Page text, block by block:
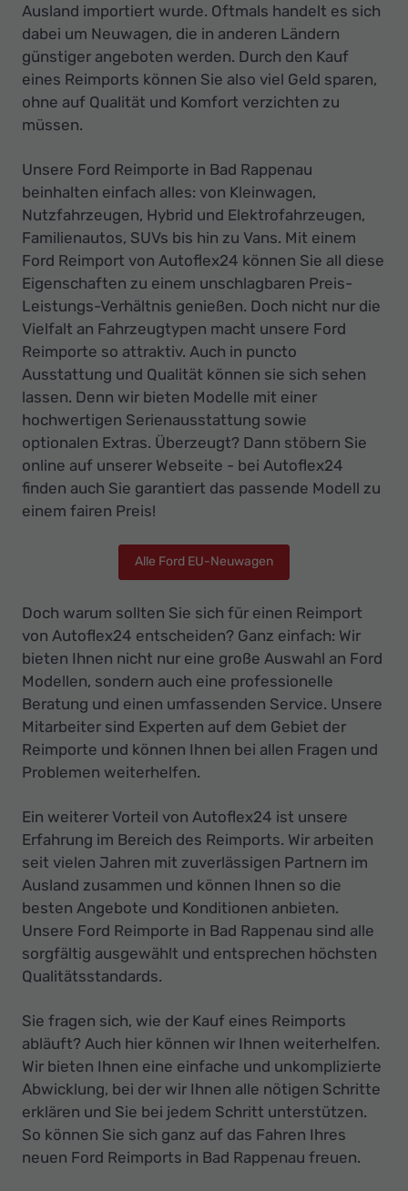
Ausland importiert wurde. Oftmals handelt es sich
dabei um Neuwagen, die in anderen Ländern
günstiger angeboten werden. Durch den Kauf
eines Reimports können Sie also viel Geld sparen,
ohne auf Qualität und Komfort verzichten zu
müssen.
Unsere Ford Reimporte in Bad Rappenau
beinhalten einfach alles: von Kleinwagen,
Nutzfahrzeugen, Hybrid und Elektrofahrzeugen,
Familienautos, SUVs bis hin zu Vans. Mit einem
Ford Reimport von Autoflex24 können Sie all diese
Eigenschaften zu einem unschlagbaren Preis-
Leistungs-Verhältnis genießen. Doch nicht nur die
Vielfalt an Fahrzeugtypen macht unsere Ford
Reimporte so attraktiv. Auch in puncto
Ausstattung und Qualität können sie sich sehen
lassen. Denn wir bieten Modelle mit einer
hochwertigen Serienausstattung sowie
optionalen Extras. Überzeugt? Dann stöbern Sie
online auf unserer Webseite - bei Autoflex24
finden auch Sie garantiert das passende Modell zu
einem fairen Preis!
Alle Ford EU-Neuwagen
Doch warum sollten Sie sich für einen Reimport
von Autoflex24 entscheiden? Ganz einfach: Wir
bieten Ihnen nicht nur eine große Auswahl an Ford
Modellen, sondern auch eine professionelle
Beratung und einen umfassenden Service. Unsere
Mitarbeiter sind Experten auf dem Gebiet der
Reimporte und können Ihnen bei allen Fragen und
Problemen weiterhelfen.
Ein weiterer Vorteil von Autoflex24 ist unsere
Erfahrung im Bereich des Reimports. Wir arbeiten
seit vielen Jahren mit zuverlässigen Partnern im
Ausland zusammen und können Ihnen so die
besten Angebote und Konditionen anbieten.
Unsere Ford Reimporte in Bad Rappenau sind alle
sorgfältig ausgewählt und entsprechen höchsten
Qualitätsstandards.
Sie fragen sich, wie der Kauf eines Reimports
abläuft? Auch hier können wir Ihnen weiterhelfen.
Wir bieten Ihnen eine einfache und unkomplizierte
Abwicklung, bei der wir Ihnen alle nötigen Schritte
erklären und Sie bei jedem Schritt unterstützen.
So können Sie sich ganz auf das Fahren Ihres
neuen Ford Reimports in Bad Rappenau freuen.